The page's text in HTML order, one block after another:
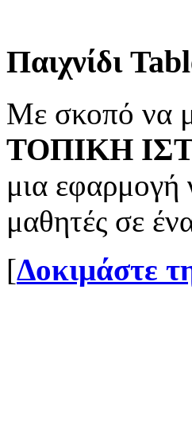
Παιχνίδι
Με σκοπό να
ΤΟΠΙΚΗ
μια εφαρμογή
μαθητές σε
[Δοκιμάστε